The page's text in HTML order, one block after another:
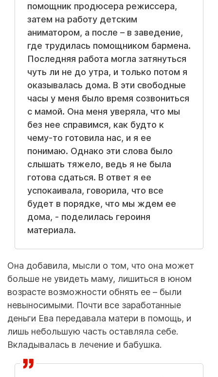
помощник продюсера режиссера,
затем на работу детским
аниматором, а после – в заведение,
где трудилась помощником бармена.
Последняя работа могла затянуться
чуть ли не до утра, и только потом я
оказывалась дома. В эти свободные
часы у меня было время созвониться
с мамой. Она меня уверяла, что мы
без нее справимся, как будто к
чему-то готовила нас, и я ее
понимаю. Однако эти слова было
слышать тяжело, ведь я не была
готова сдаться. В ответ я ее
успокаивала, говорила, что все
будет в порядке, что мы ждем ее
дома, - поделилась героиня
материала.
Она добавила, мысли о том, что она может
больше не увидеть маму, лишиться в юном
возрасте возможности обнять ее – были
невыносимыми. Почти все заработанные
деньги Ева передавала матери в помощь, и
лишь небольшую часть оставляла себе.
Вкладывалась в лечение и бабушка.